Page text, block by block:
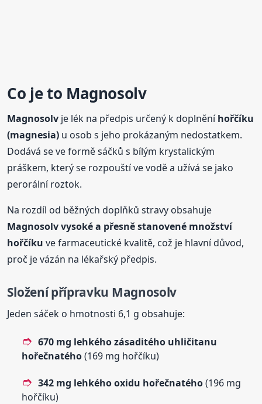
Co je to Magnosolv
Magnosolv je lék na předpis určený k doplněníhořčíku
(magnesia) u osob s jeho prokázaným nedostatkem.
Dodává se ve formě sáčků s bílým krystalickým
práškem, který se rozpouští ve vodě a užívá se jako
perorální roztok.
Na rozdíl od běžných doplňků stravy obsahuje
Magnosolv vysoké a přesně stanovené množství
hořčíku ve farmaceutické kvalitě, což je hlavní důvod,
proč je vázán na lékařský předpis.
Složení přípravku Magnosolv
Jeden sáček o hmotnosti 6,1 g obsahuje:
670 mg lehkého zásaditého uhličitanu
hořečnatého(169 mg hořčíku)
342 mg lehkého oxidu hořečnatého(196 mg
hořčíku)